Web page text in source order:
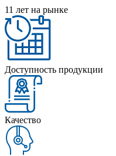
11 лет на рынке
Доступность продукции
Качество